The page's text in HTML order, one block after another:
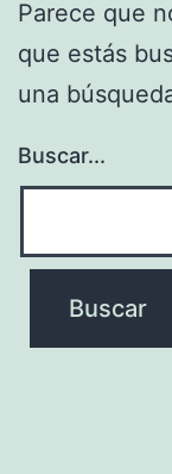
Parece que
que estás
una
Buscar...